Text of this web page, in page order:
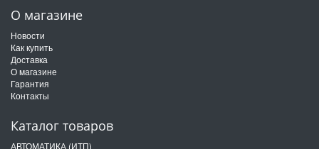
О магазине
Новости
Как купить
Доставка
О магазине
Гарантия
Контакты
Каталог товаров
АВТОМАТИКА (ИТП)